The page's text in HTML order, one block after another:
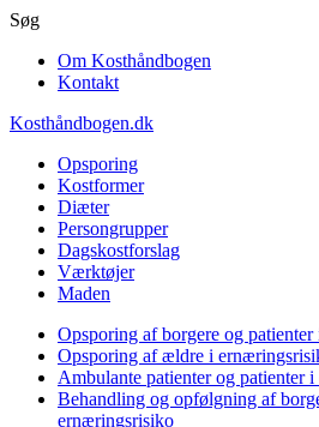
Gå
hovedindhold
Søg
Om Kosthåndbogen
Kontakt
Kosthåndbogen.dk
Opsporing
Kostformer
Diæter
Persongrupper
Dagskostforslag
Værktøjer
Maden
Opsporing af borgere og
Opsporing af ældre i
Ambulante patienter og patienter
Behandling og opfølgning af
ernæringsrisiko